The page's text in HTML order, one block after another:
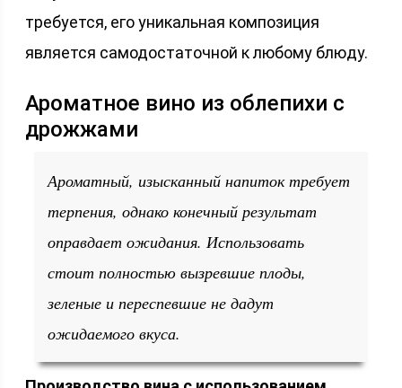
требуется, его уникальная композиция
является самодостаточной к любому блюду.
Ароматное вино из облепихи с
дрожжами
Ароматный, изысканный напиток требует
терпения, однако конечный результат
оправдает ожидания. Использовать
стоит полностью вызревшие плоды,
зеленые и переспевшие не дадут
ожидаемого вкуса.